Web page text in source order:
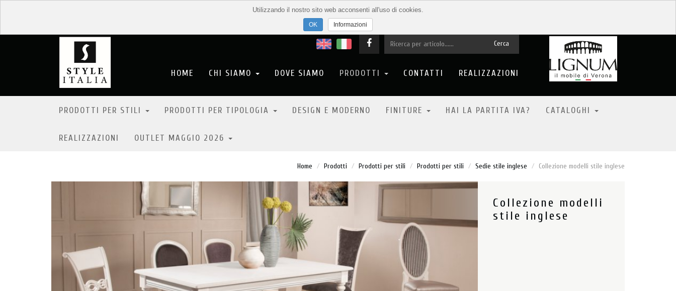
Cerca
HOME CHI SIAMO DOVE SIAMO PRODOTTI CONTATTI REALIZZAZIONI
PRODOTTI PER STILI PRODOTTI PER TIPOLOGIA DESIGN E MODERNO FINITURE HAI LA PARTITA IVA? CATALOGHI
REALIZZAZIONI OUTLET MAGGIO 2026
Home Prodotti Prodotti per stili Prodotti per stili Sedie stile inglese Collezione modelli stile inglese
Collezione modelli
stile inglese
Utilizzando il nostro sito web acconsenti all'uso di cookies.
Informazioni